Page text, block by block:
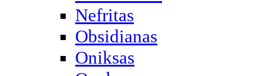
Nefritas
Obsidianas
Oniksas